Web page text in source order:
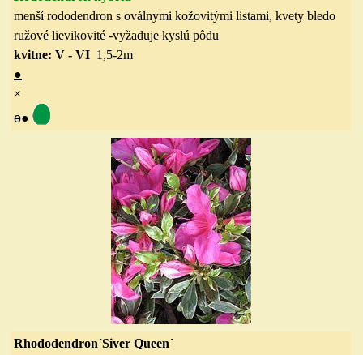
menší rododendron s oválnymi kožovitými listami, kvety bledo
ružové lievikovité -vyžaduje kyslú pôdu
kvitne: V - VI 1,5-2m
●
×
ө●
Rhododendron´Siver Queen´